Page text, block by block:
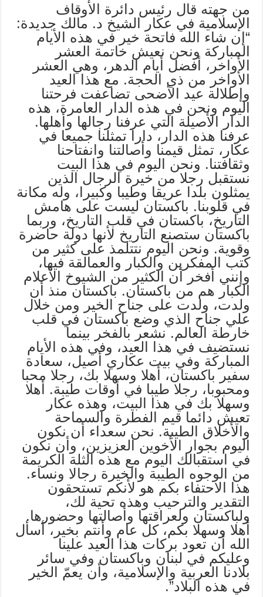
من جهته قال رئيس دائرة الأوقاف
الإسلامية في عكار الشيخ د. مالك جديدة:
“إن شاء الله فاتحة خير في هذه الأيام
المباركة ونحن نعيش خاتمة العشر
الأواخر، أفضل أيام الدهر، وهي العشر
الأواخر من ذي الحجة. مع هذا العيد
وإطلالة عيد الأضحى تضاعفت فرحتنا
اليوم ونحن في هذه الدار العامرة، هذه
الدار الأصيلة التي عرفنا رجالها وأهلها.
عرفنا هذه الدار، دارا تمثلنا جميعا في
عكار، تمثل قيمنا وأصالتنا وانفتاحنا
وثقافتنا. ونحن اليوم في هذا البيت
نستقبل رجلا من خيرة الرجال الذين
يمثلون بلدا عريقا وطيبا وكبيرا، وله مكانة
في قلوبنا. باكستان ليست على هامش
التاريخ، باكستان في قلب التاريخ، وربما
باكستان ستصنع التاريخ لأنها دولة حاضرة
وقوية. ونحن اليوم نتتلمذ على كثير من
كتب المفكرين والكبار والعمالقة فيها،
وإنني أفخر أن الكثير من الشيوخ الأعلام
الكبار هم من باكستان. باكستان منذ أن
ولدت، ولدت على جناح الخير ومن خلال
علي جناح الذي وضع باكستان في قلب
خارطة العالم. نشعر بالفخر بينما
نستضيف في هذا العيد، وفي هذه الأيام
المباركة وفي بيت عكاري أصيل، سعادة
سفير باكستان، أهلا وسهلا بك، رجلا محبا
ومحبوبا، رجلا طيبا في أوقات طيبة. أهلا
وسهلا بك في هذا البيت، وهذه عكار
تعيش دائما قيم الفطرة والسماحة
والأخلاق الطيبة. نحن سعداء أن نكون
اليوم بجوار الأخوين العزيزين، وأن نكون
في استقبالك اليوم مع هذه الثلة الكريمة
من الوجوه الطيبة والخيرة رجالا ونساء.
هذا الاحتفاء بكم هو لأنكم تستحقون
التقدير والترحيب وهذه تحية لك،
ولباكستان ولعراقتها وأصالتها وحضورها.
أهلا وسهلا بكم، كل عام وأنتم بخير، أسأل
الله أن تعود بركات هذا العيد علينا
وعليكم في لبنان وباكستان وفي سائر
بلادنا العربية والإسلامية، وأن يعمّ الخير
في هذه البلاد”.